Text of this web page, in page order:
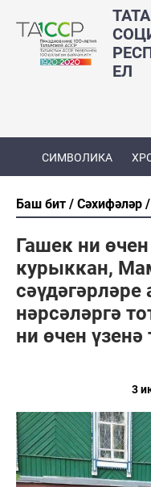
ЕЛ
СИМВОЛИКА
Баш бит Сәхифәләр
Гашек ни
курыккан,
нәрсәләргә
ни өчен
3